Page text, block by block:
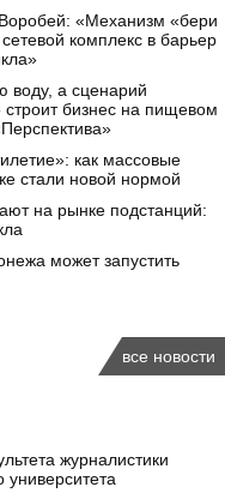
«Механизм «бери
комплекс в барьер
а сценарий
строит бизнес на пищевом
как массовые
стали новой нормой
на рынке подстанций:
может запустить
все новости
журналистики
университета